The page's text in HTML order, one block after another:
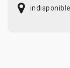
indisponible